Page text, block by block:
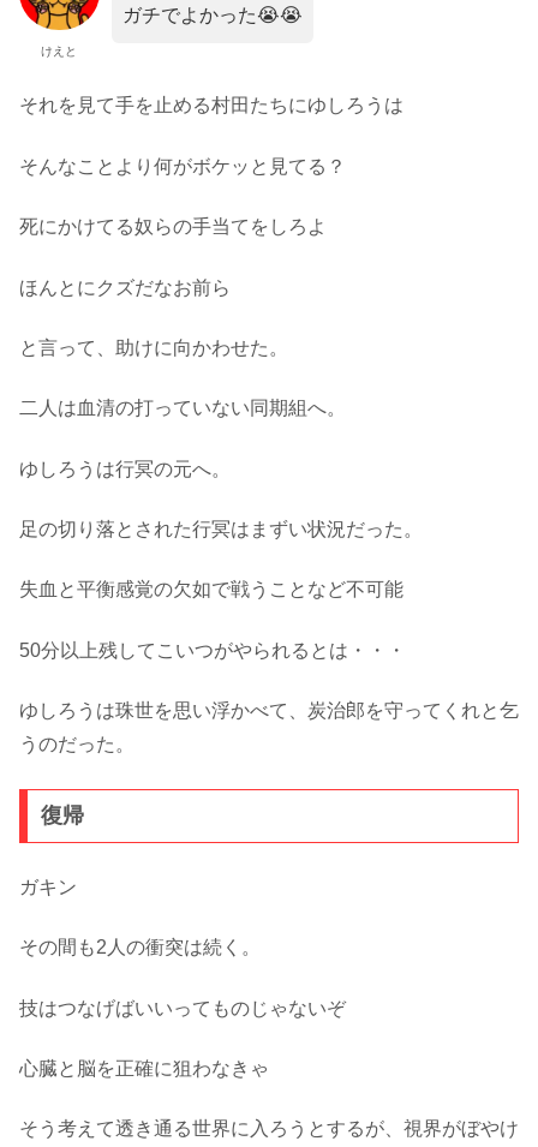
けえと
ガチでよかった😭😭
それを見て手を止める村田たちにゆしろうは
そんなことより何がボケッと見てる？
死にかけてる奴らの手当てをしろよ
ほんとにクズだなお前ら
と言って、助けに向かわせた。
二人は血清の打っていない同期組へ。
ゆしろうは行冥の元へ。
足の切り落とされた行冥はまずい状況だった。
失血と平衡感覚の欠如で戦うことなど不可能
50分以上残してこいつがやられるとは・・・
ゆしろうは珠世を思い浮かべて、炭治郎を守ってくれと乞
うのだった。
復帰
ガキン
その間も2人の衝突は続く。
技はつなげばいいってものじゃないぞ
心臓と脳を正確に狙わなきゃ
そう考えて透き通る世界に入ろうとするが、視界がぼやけ